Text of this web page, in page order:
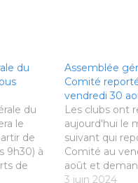
du
du
le
de
9h30) à
de
Assemblée
Comité
vendredi 30
Les clubs ont
aujourd'hui le
suivant qui
Comité au
août et
clubs de nous
3 juin 2024